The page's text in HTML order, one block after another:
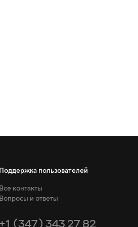
пользователей
контакты
и ответы
(347) 343 27 82